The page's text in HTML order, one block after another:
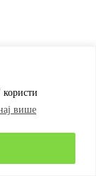
више